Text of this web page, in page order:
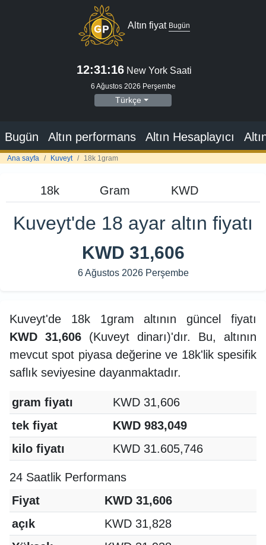
Altın fiyat Bugün
12:31:17 New York Saati
6 Ağustos 2026 Perşembe
Türkçe
Bugün Altın performans Altın Hesaplayıcı
Ana sayfa Kuveyt 18k 1gram
Kuveyt'de 18 ayar altın fiyatı
KWD 31,606
6 Ağustos 2026 Perşembe
Kuveyt'de 18k 1gram altının güncel fiyatı
KWD 31,606 (Kuveyt dinarı)'dır. Bu, altının
mevcut spot piyasa değerine ve 18k'lik spesifik
saflık seviyesine dayanmaktadır.
gram fiyatı
KWD 31,606
tek fiyat
KWD 983,049
kilo fiyatı
KWD 31.605,746
24 Saatlik Performans
Fiyat
KWD 31,606
açık
KWD 31,828